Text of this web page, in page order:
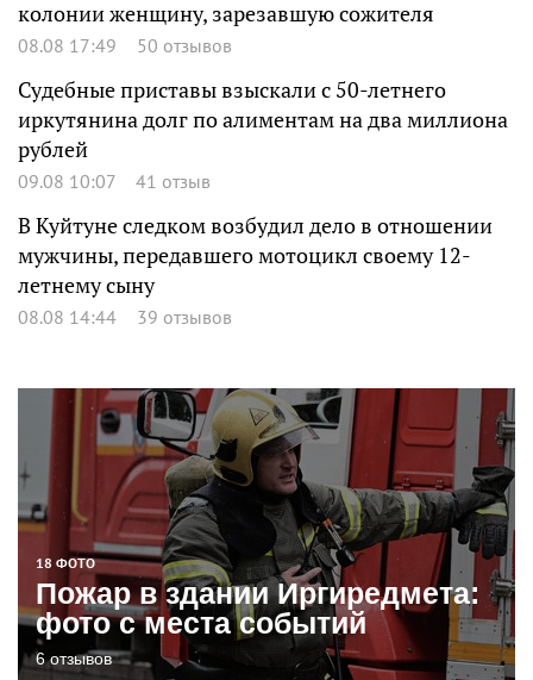
колонии женщину, зарезавшую сожителя
08.08 17:49 50 отзывов
Судебные приставы взыскали с 50-летнего
иркутянина долг по алиментам на два миллиона
рублей
09.08 10:07 41 отзыв
В Куйтуне следком возбудил дело в отношении
мужчины, передавшего мотоцикл своему 12-
летнему сыну
08.08 14:44 39 отзывов
18 ФОТО
Пожар в здании Иргиредмета:
фото с места событий
6 отзывов